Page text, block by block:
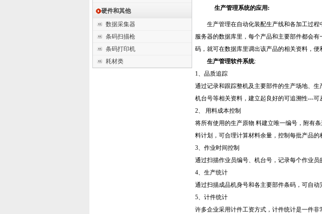
硬件和其他
数据采集器
条码扫描枪
条码打印机
耗材类
生产管理系统的应用:
生产管理在自动化装配生产线和各加工过
服务器的数据库里，每个产品和主要部件都会
码，就可在数据库里调出该产品的相关资料，便
生产管理软件系统:
1、品质追踪
通过记录和跟踪整机及主要部件的生产场地、
机台号等相关资料，建立起良好的可追溯性---可
2、 用料成本控制
将所有使用的生产原物 料建立唯一编号，附有
料计划，可合理计算材料余量，控制每批产品的
3、作业时间控制
通过扫描作业员编号、机台号，记录每个作业
4、生产统计
通过扫描成品机身号和各主要部件条码，可自动
5、计件统计
许多企业采用计件工资方式，计件统计是一件